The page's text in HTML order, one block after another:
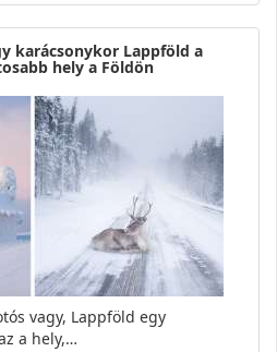
karácsonykor Lappföld a
hely a Földön
vagy, Lappföld egy
a hely,…